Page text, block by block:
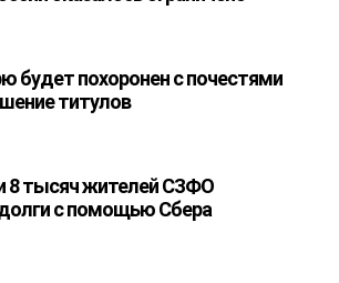
будет похоронен с почестями
титулов
8 тысяч жителей СЗФО
с помощью Сбера